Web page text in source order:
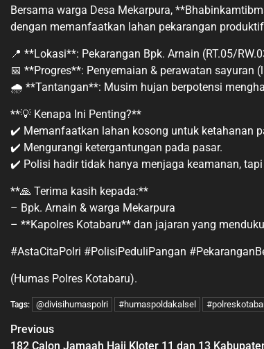
Bersama warga Desa Mekarpura,
dengan memanfaatkan lahan pekarangan
📍 **Lokasi**: Pekarangan Bpk. Arnain (RT.05/
📅 **Progres**: Penyemaian & perawatan sayuran
🌧️ **Tantangan**: Musim hujan berpotensi
**💡 Kenapa Ini Penting?**
✔️ Memanfaatkan lahan kosong untuk ketahanan
✔️ Mengurangi ketergantungan pada pasar.
✔️ Polisi hadir tidak hanya menjaga keamanan,
**🙏 Terima kasih kepada:**
– Bpk. Arnain & warga Mekarpura
– **Kapolres Kotabaru** dan jajaran yang
#AstaCitaPolri #PolisiPeduliPangan
(Humas Polres Kotabaru).
Tags: @divisihumaspolri #humaspoldakalsel
Previous
182 Calon Jamaah Haji Kloter 11 dan 13